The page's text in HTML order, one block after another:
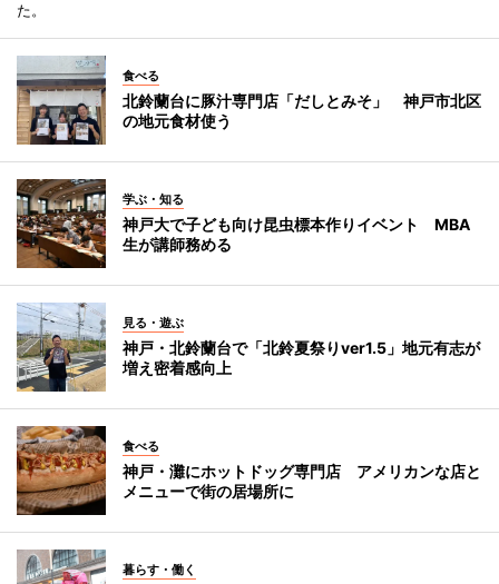
た。
食べる
北鈴蘭台に豚汁専門店「だしとみそ」 神戸市北区
の地元食材使う
学ぶ・知る
神戸大で子ども向け昆虫標本作りイベント MBA
生が講師務める
見る・遊ぶ
神戸・北鈴蘭台で「北鈴夏祭りver1.5」地元有志が
増え密着感向上
食べる
神戸・灘にホットドッグ専門店 アメリカンな店と
メニューで街の居場所に
暮らす・働く